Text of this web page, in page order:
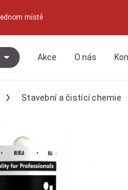
místě
Akce O nás
Stavební a čistící chemie